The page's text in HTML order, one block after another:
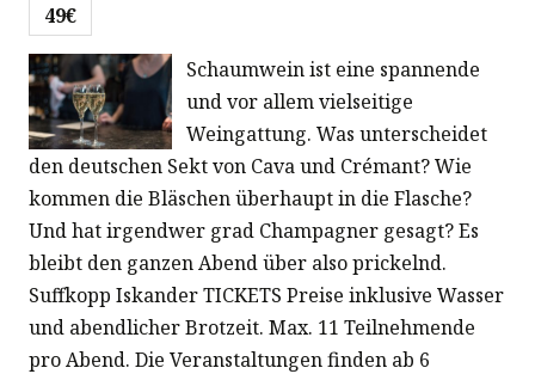
49€
Schaumwein ist eine spannende
und vor allem vielseitige
Weingattung. Was unterscheidet
den deutschen Sekt von Cava und Crémant? Wie
kommen die Bläschen überhaupt in die Flasche?
Und hat irgendwer grad Champagner gesagt? Es
bleibt den ganzen Abend über also prickelnd.
Suffkopp Iskander TICKETS Preise inklusive Wasser
und abendlicher Brotzeit. Max. 11 Teilnehmende
pro Abend. Die Veranstaltungen finden ab 6